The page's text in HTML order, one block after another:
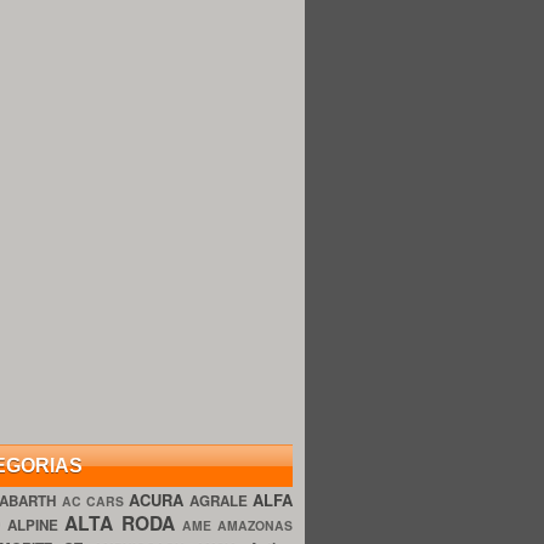
ABARTH AC CARS ACURA AGRALE ALFA
ALPINEALTA RODA AME AMAZONAS